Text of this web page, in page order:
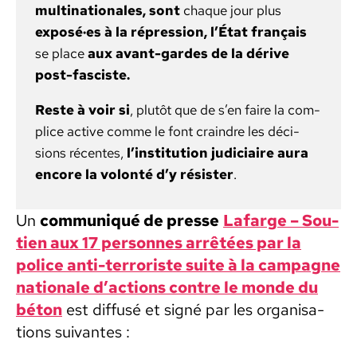
multi­na­tionales, sont chaque jour plus
exposé·es à la répres­sion, l’État français
se placeaux avant-gardes de la dérive
post-fas­ciste.
Reste à voir si, plutôt que de s’en faire la com­
plice active comme le font crain­dre les déci­
sions récentes, l’institution judi­ci­aire aura
encore la volon­té d’y résis­ter.
Un com­mu­niqué de presse Lafarge – Sou­
tien aux 17 per­son­nes arrêtées par la
police anti-ter­ror­iste suite à la cam­pagne
nationale d’actions con­tre le monde du
béton est dif­fusé et signé par les organ­i­sa­
tions suiv­antes :